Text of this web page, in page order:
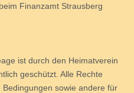
Finanzamt Strausberg
ist durch den Heimatverein
geschützt. Alle Rechte
sowie andere für